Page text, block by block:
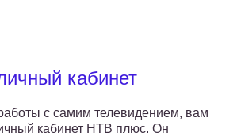
кабинет
с самим телевидением, вам
кабинет НТВ плюс. Он